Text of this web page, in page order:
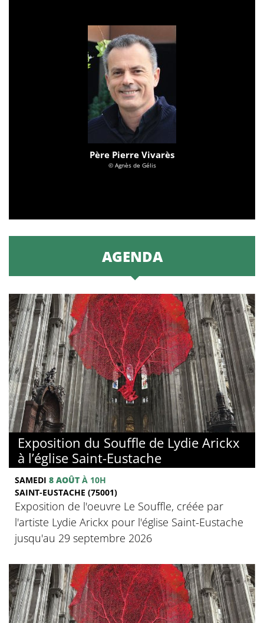
Père Pierre Vivarès
© Agnès de Gélis
AGENDA
Exposition du Souffle de Lydie Arickx
à l’église Saint-Eustache
SAMEDI 8 AOÛT À 10H
SAINT-EUSTACHE (75001)
Exposition de l'oeuvre Le Souffle, créée par
l'artiste Lydie Arickx pour l'église Saint-Eustache
jusqu'au 29 septembre 2026